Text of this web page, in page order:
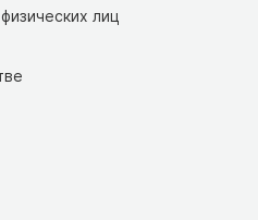
лиц